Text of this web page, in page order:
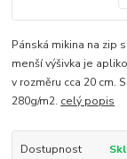
Pánská mikina na zip
menší výšivka je
v rozměru cca 20 cm.
280g/m2. celý popis
Dostupnost